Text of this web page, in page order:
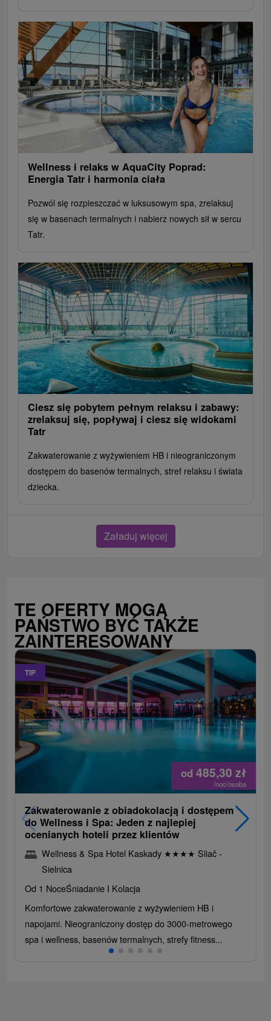
Wellness i relaks w AquaCity Poprad:
Energia Tatr i harmonia ciała
Pozwól się rozpieszczać w luksusowym spa, zrelaksuj
się w basenach termalnych i nabierz nowych sił w sercu
Tatr.
Ciesz się pobytem pełnym relaksu i zabawy:
zrelaksuj się, popływaj i ciesz się widokami
Tatr
Zakwaterowanie z wyżywieniem HB i nieograniczonym
dostępem do basenów termalnych, stref relaksu i świata
dziecka.
Załaduj więcej
TE OFERTY MOGĄ
PAŃSTWO BYĆ TAKŻE
ZAINTERESOWANY
TIP
od 485,30 zł
/noc/osoba
Zakwaterowanie z obiadokolacją i dostępem
do Wellness i Spa: Jeden z najlepiej
ocenianych hoteli przez klientów
Wellness & Spa Hotel Kaskady ★★★★ Sliač -
Sielnica
Od 1 NoceŚniadanie I Kolacja
Komfortowe zakwaterowanie z wyżywieniem HB i
napojami. Nieograniczony dostęp do 3000-metrowego
spa i wellness, basenów termalnych, strefy fitness...